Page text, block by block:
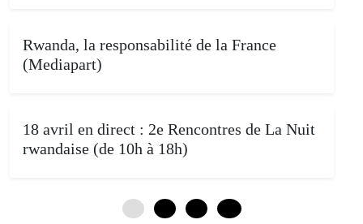
Rwanda, la responsabilité de la France
(Mediapart)
18 avril en direct : 2e Rencontres de La Nuit
rwandaise (de 10h à 18h)